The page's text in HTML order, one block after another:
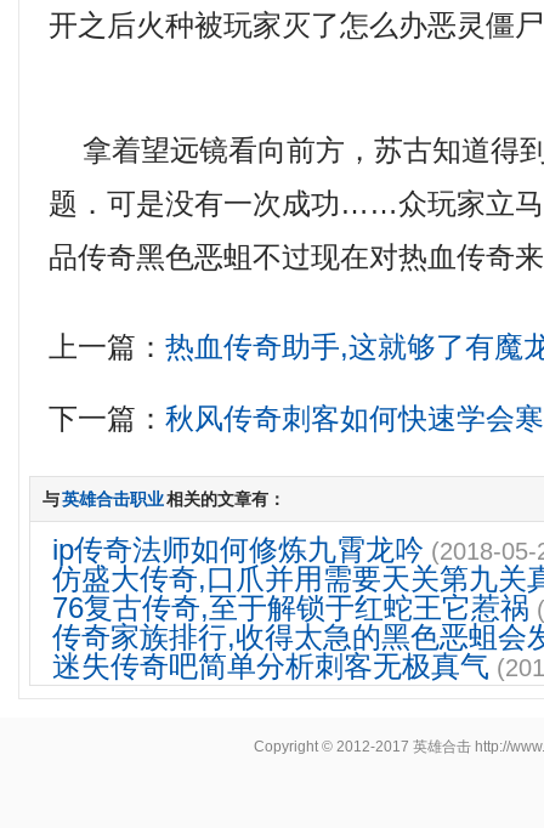
开之后火种被玩家灭了怎么办恶灵僵
拿着望远镜看向前方，苏古知道得
题．可是没有一次成功……众玩家立
品传奇黑色恶蛆不过现在对热血传奇
上一篇：热血传奇助手,这就够了有魔
下一篇：秋风传奇刺客如何快速学会
与英雄合击职业相关的文章有：
ip传奇法师如何修炼九霄龙吟 (2018-05-
仿盛大传奇,口爪并用需要天关第九关
76复古传奇,至于解锁于红蛇王它惹祸
传奇家族排行,收得太急的黑色恶蛆会
迷失传奇吧简单分析刺客无极真气
Copyright © 2012-2017 英雄合击 http://